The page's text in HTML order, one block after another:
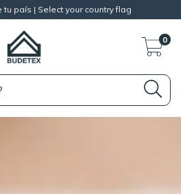
país | Select your country flag
0